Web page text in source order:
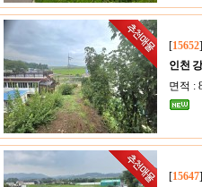
[15652
인천
면적 :
[15647